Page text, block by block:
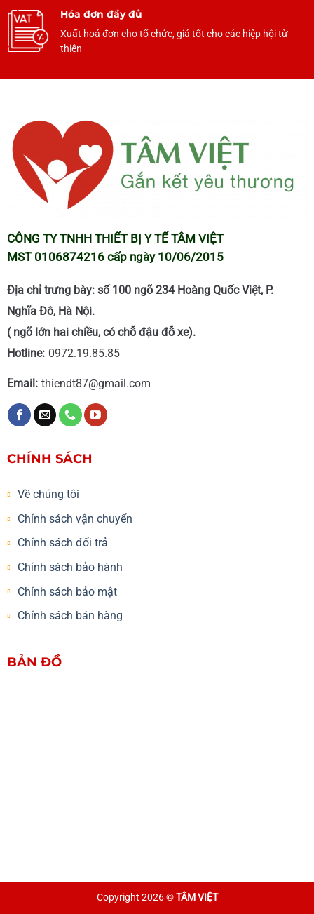
Hóa đơn đầy đủ
Xuất hoá đơn cho tổ chức, giá tốt cho các hiệp hội từ
thiện
CÔNG TY TNHH THIẾT BỊ Y TẾ TÂM VIỆT
MST 0106874216 cấp ngày 10/06/2015
Địa chỉ trưng bày: số 100 ngõ 234 Hoàng Quốc Việt, P.
Nghĩa Đô, Hà Nội.
( ngõ lớn hai chiều, có chỗ đậu đỗ xe).
Hotline: 0972.19.85.85
Email: thiendt87@gmail.com
CHÍNH SÁCH
Về chúng tôi
Chính sách vận chuyển
Chính sách đổi trả
Chính sách bảo hành
Chính sách bảo mật
Chính sách bán hàng
BẢN ĐỒ
Copyright 2026 ©TÂM VIỆT